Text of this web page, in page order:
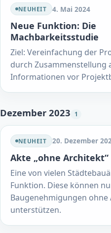
NEUHEIT 4. Mai 2024
Neue Funktion: Die
Machbarkeitsstudie
Ziel: Vereinfachung der
durch Zusammenstellung
Informationen vor
Dezember 2023 1
NEUHEIT 20. Dezember
Akte „ohne Architekt“
Eine von vielen
Funktion. Diese können
Baugenehmigungen
unterstützen.